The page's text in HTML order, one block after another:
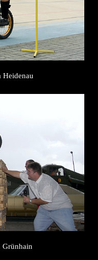
Heidenau
Grünhain